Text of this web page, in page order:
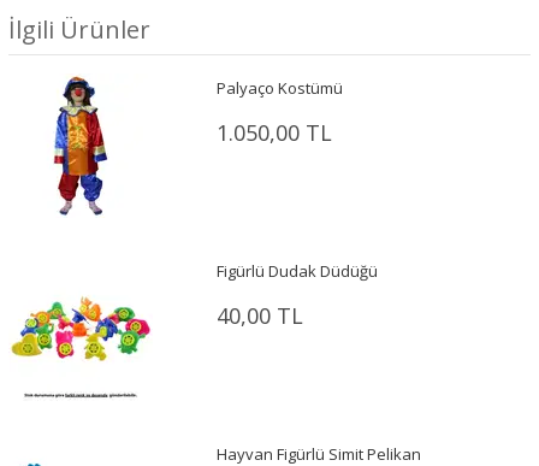
İlgili Ürünler
Palyaço Kostümü
1.050,00 TL
Figürlü Dudak Düdüğü
40,00 TL
Hayvan Figürlü Simit Pelikan